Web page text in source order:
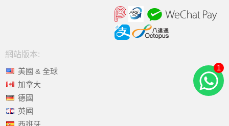
網站版本:
美國 & 全球
加拿大
德國
英國
西班牙
1